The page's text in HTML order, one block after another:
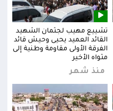
تشييع مهيب لجثمان الشهيد
القائد العميد يحيى وحيش قائد
الفرقة الأولى مقاومة وطنية إلى
مثواه الأخير
منذ شهر